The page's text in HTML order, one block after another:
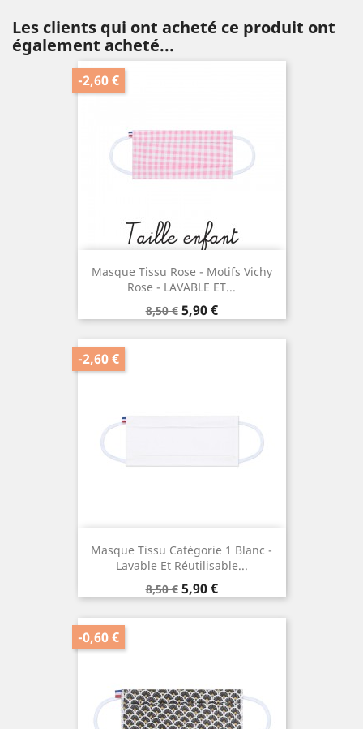
Les clients qui ont acheté ce produit ont
également acheté...
Masque Tissu Rose - Motifs Vichy
Rose - LAVABLE ET...
Prix
de
base
8,50 €
-2,60 €
Prix
5,90 €
Masque Tissu Catégorie 1 Blanc -
Lavable Et Réutilisable...
Prix
de
base
8,50 €
-2,60 €
Prix
5,90 €
-0,60 €